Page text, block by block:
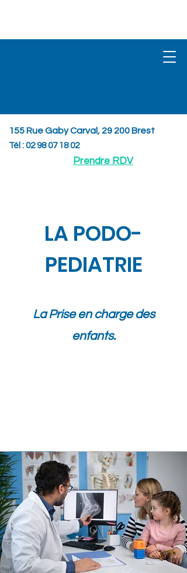
155 Rue Gaby Carval, 29 200 Brest
Tél : 02 98 07 18 02
Prendre RDV
LA PODO-
PEDIATRIE
La Prise en charge des
enfants.